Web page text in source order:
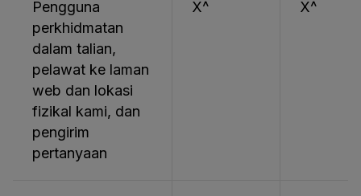
Pengguna
perkhidmatan
dalam talian,
pelawat ke laman
web dan lokasi
fizikal kami, dan
pengirim
pertanyaan
X^ X^